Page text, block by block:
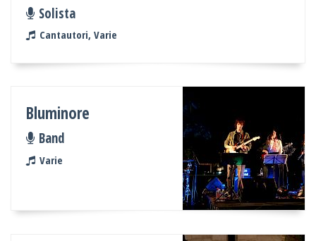
Solista
Cantautori, Varie
Bluminore
Band
Varie